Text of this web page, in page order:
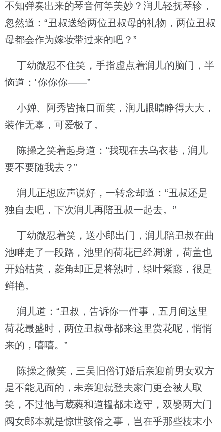
不知弹奏出来的琴音何等美妙？润儿轻抚琴轸，
忽然道：“丑叔送给两位丑叔母的礼物，两位丑叔
母都会作为嫁妆带过来的吧？”
丁幼微忍不住笑，手指虚点着润儿的脑门，半
恼道：“你你你——”
小婵、阿秀皆掩口而笑，润儿眼睛睁得大大，
装作无辜，可爱极了。
陈操之笑着起身道：“我现在去乌衣巷，润儿
要不要随我去？”
润儿正想应声说好，一转念却道：“丑叔还是
独自去吧，下次润儿再陪丑叔一起去。”
丁幼微忍着笑，送小郎出门，润儿陪丑叔在曲
池畔走了一段路，池里的荷花已经凋谢，荷盖也
开始枯黄，菱角却正是将熟时，绿叶紫藤，很是
鲜艳。
润儿道：“丑叔，告诉你一件事，五月间这里
荷花最盛时，两位丑叔母都来这里赏花呢，悄悄
来的，嘻嘻。”
陈操之微笑，三吴旧俗订婚后亲迎前男女双方
是不能见面的，未亲迎就登夫家门更会被人取
笑，不过他与葳蕤和道韫都未遵守，双娶两大门
阀女郎本就是惊世骇俗之事，岂在乎那些枝末小